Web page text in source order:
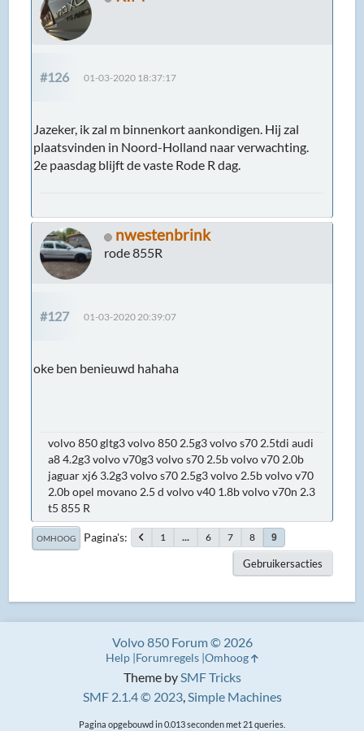
#126 01-03-2020 18:37:17
Jazeker, ik zal m binnenkort aankondigen. Hij zal
plaatsvinden in Noord-Holland naar verwachting.
2e paasdag blijft de vaste Rode R dag.
nwestenbrink
rode 855R
#127 01-03-2020 20:39:07
oke ben benieuwd hahaha
volvo 850 gltg3 volvo 850 2.5g3 volvo s70 2.5tdi audi
a8 4.2g3 volvo v70g3 volvo s70 2.5b volvo v70 2.0b
jaguar xj6 3.2g3 volvo s70 2.5g3 volvo 2.5b volvo v70
2.0b opel movano 2.5 d volvo v40 1.8b volvo v70n 2.3
t5 855 R
OMHOOG Pagina's 1 ... 6 7 8 9
Gebruikersacties
Theme bySMF Tricks
SMF 2.1.4 © 2023,Simple Machines
Volvo 850 Forum © 2026
Help Forumregels Omhoog
Pagina opgebouwd in 0.013 seconden met 21 queries.